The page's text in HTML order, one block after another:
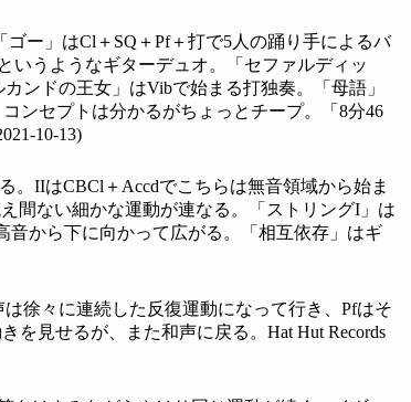
ー」はCl＋SQ＋Pf＋打で5人の踊り手によるバ
いうようなギターデュオ。「セファルディッ
ンドの王女」はVibで始まる打独奏。「母語」
ンセプトは分かるがちょっとチープ。「8分46
10-13)
。IIはCBCl＋Accdでこちらは無音領域から始ま
間ない細かな運動が連なる。「ストリングI」は
から下に向かって広がる。「相互依存」はギ
徐々に連続した反復運動になって行き、Pfはそ
を見せるが、また和声に戻る。Hat Hut Records